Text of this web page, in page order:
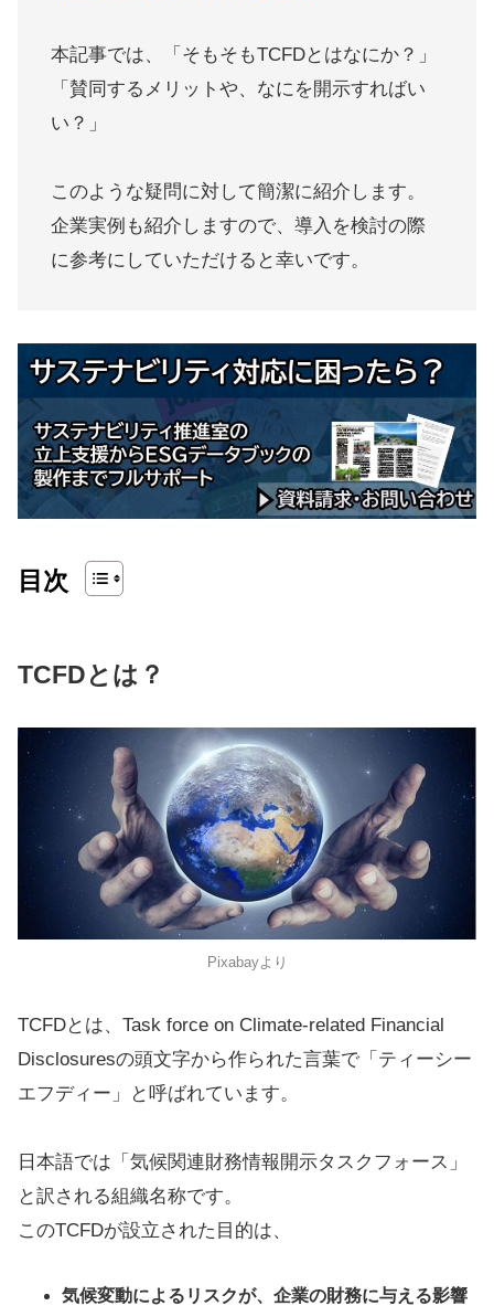
本記事では、
「そもそもTCFDとはなにか？」
「賛同するメリットや、なにを開示すればい
い？」
このような疑問に対して簡潔に紹介します。
企業実例も紹介しますので、導入を検討の際
に参考にしていただけると幸いです。
目次
TCFDとは？
Pixabayより
TCFDとは、Task force on Climate-related Financial
Disclosuresの頭文字から作られた言葉で「ティーシー
エフディー」と呼ばれています。
日本語では「気候関連財務情報開示タスクフォース」
と訳される組織名称です。
このTCFDが設立された目的は、
気候変動によるリスクが、企業の財務に与える影響